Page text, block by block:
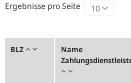
Ergebnisse pro Seite
BLZ
Name